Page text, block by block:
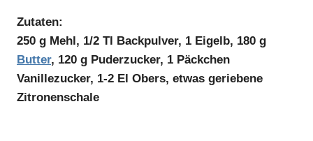
Zutaten:
250 g Mehl, 1/2 Tl Backpulver, 1 Eigelb, 180 g
Butter, 120 g Puderzucker, 1 Päckchen
Vanillezucker, 1-2 El Obers, etwas geriebene
Zitronenschale